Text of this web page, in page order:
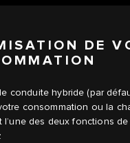
DE
conduite hybride (par
consommation ou la
l’une des deux fonctions